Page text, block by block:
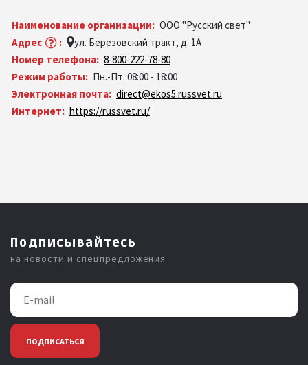
Наименование организации: ООО "Русский свет"
Адрес
:
ул. Березовский тракт, д. 1А
Номер телефона: 8-800-222-78-80
Режим работы: Пн.-Пт. 08:00 - 18:00
Электронная почта: direct@ekos5.russvet.ru
Интернет: https://russvet.ru/
Подписывайтесь
на новости и спецпредложения
ПОДПИСАТЬСЯ